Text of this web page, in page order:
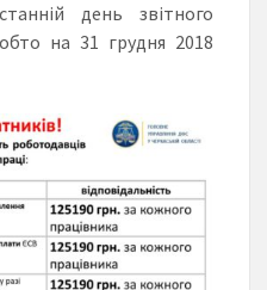
день звітного
на 31 грудня 2018